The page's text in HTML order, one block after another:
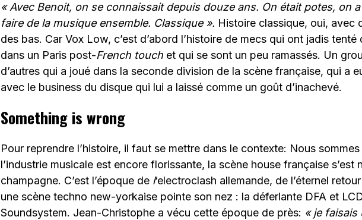
« Avec Benoit, on se connaissait depuis douze ans. On était potes, on
faire de la musique ensemble. Classique ». Histoire classique, oui, avec
des bas. Car Vox Low, c’est d’abord l’histoire de mecs qui ont jadis tenté
dans un Paris post-French touch et qui se sont un peu ramassés. Un
d’autres qui a joué dans la seconde division de la scène française, qui a
avec le business du disque qui lui a laissé comme un goût d’inachevé.
Something is wrong
Pour reprendre l’histoire, il faut se mettre dans le contexte: Nous
l’industrie musicale est encore florissante, la scène house française s’est
champagne. C’est l’époque de l‘electroclash allemande, de l’éternel
une scène techno new-yorkaise pointe son nez : la déferlante DFA et
Soundsystem. Jean-Christophe a vécu cette époque de près: « je faisais